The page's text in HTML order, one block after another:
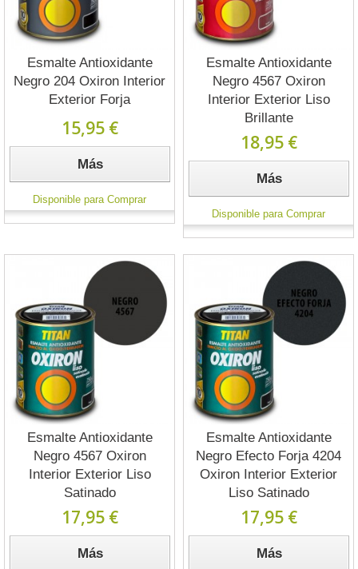
Esmalte Antioxidante
Negro 204 Oxiron Interior
Exterior Forja
15,95 €
Más
Disponible para Comprar
Esmalte Antioxidante
Negro 4567 Oxiron
Interior Exterior Liso
Brillante
18,95 €
Más
Disponible para Comprar
Esmalte Antioxidante
Negro 4567 Oxiron
Interior Exterior Liso
Satinado
17,95 €
Más
Esmalte Antioxidante
Negro Efecto Forja 4204
Oxiron Interior Exterior
Liso Satinado
17,95 €
Más